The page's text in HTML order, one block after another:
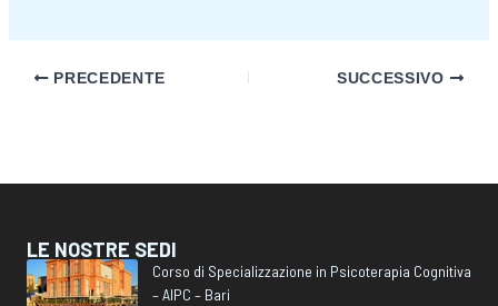
PRECEDENTE SUCCESSIVO
LE NOSTRE SEDI
Corso di Specializzazione in Psicoterapia Cognitiva
– AIPC – Bari